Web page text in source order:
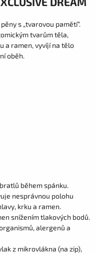
s „tvarovou pamětí“.
tvarům těla,
a ramen, vyvíjí na tělo
oběh.
během spánku.
nesprávnou polohu
krku a ramen.
snížením tlakových bodů.
alergenů a
z mikrovlákna (na zip),